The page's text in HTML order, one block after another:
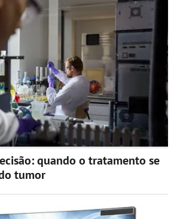
quando o tratamento se
tumor